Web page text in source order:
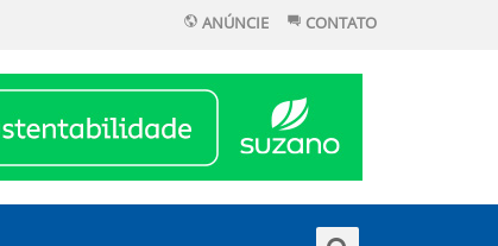
ANÚNCIE CONTATO